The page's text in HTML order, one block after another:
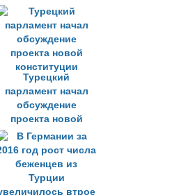
парламенте
разгорелась драка
Турецкий
парламент начал
обсуждение
проекта новой
конституции